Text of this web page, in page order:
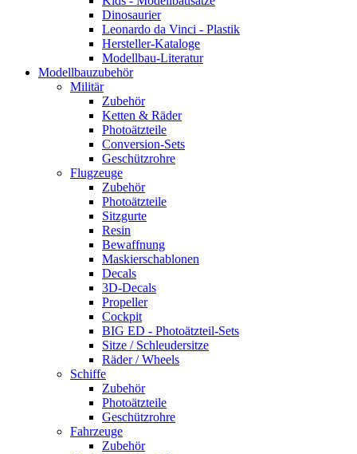
Dinosaurier
Leonardo da Vinci - Plastik
Hersteller-Kataloge
Modellbau-Literatur
Modellbauzubehör
Militär
Zubehör
Ketten & Räder
Photoätzteile
Conversion-Sets
Geschützrohre
Flugzeuge
Zubehör
Photoätzteile
Sitzgurte
Resin
Bewaffnung
Maskierschablonen
Decals
3D-Decals
Propeller
Cockpit
BIG ED - Photoätzteil-Sets
Sitze / Schleudersitze
Räder / Wheels
Schiffe
Zubehör
Photoätzteile
Geschützrohre
Fahrzeuge
Zubehör